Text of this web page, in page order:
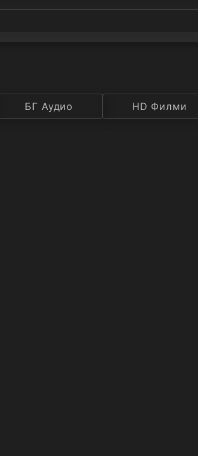
Рейтинг
БГ Аудио HD Филми